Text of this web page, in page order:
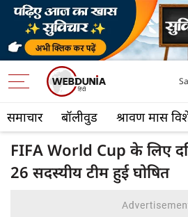
समाचार बॉलीवुड श्रावण मास
FIFA World Cup के लिए
26 सदस्यीय टीम हुई घोषित